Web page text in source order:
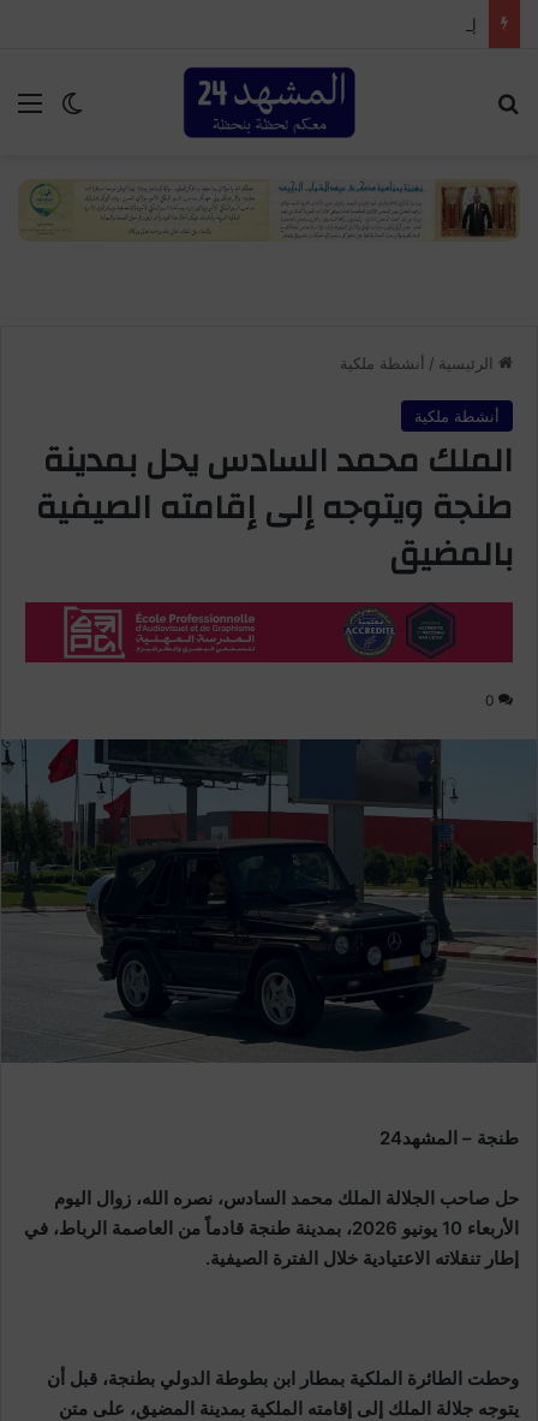
الوضع
الرئيسية / أنشطة ملكية
أنشطة ملكية
الملك محمد السادس يحل بمدينة
طنجة ويتوجه إلى إقامته الصيفية
بالمضيق
0
طنجة – المشهد24
حل صاحب الجلالة الملك محمد السادس، نصره الله، زوال اليوم
الأربعاء 10 يونيو 2026، بمدينة طنجة قادماً من العاصمة الرباط، في
إطار تنقلاته الاعتيادية خلال الفترة الصيفية.
وحطت الطائرة الملكية بمطار ابن بطوطة الدولي بطنجة، قبل أن
يتوجه جلالة الملك إلى إقامته الملكية بمدينة المضيق، على متن